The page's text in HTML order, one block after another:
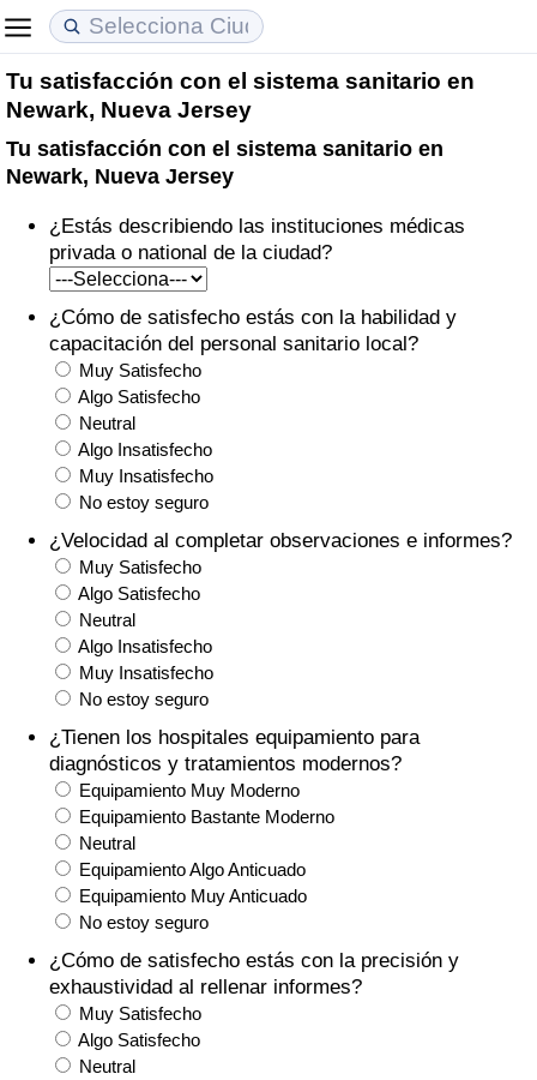
Tu satisfacción con el sistema sanitario en
Newark, Nueva Jersey
Tu satisfacción con el sistema sanitario en
Newark, Nueva Jersey
¿Estás describiendo las instituciones médicas
privada o national de la ciudad?
¿Cómo de satisfecho estás con la habilidad y
capacitación del personal sanitario local?
Muy Satisfecho
Algo Satisfecho
Neutral
Algo Insatisfecho
Muy Insatisfecho
No estoy seguro
¿Velocidad al completar observaciones e informes?
Muy Satisfecho
Algo Satisfecho
Neutral
Algo Insatisfecho
Muy Insatisfecho
No estoy seguro
¿Tienen los hospitales equipamiento para
diagnósticos y tratamientos modernos?
Equipamiento Muy Moderno
Equipamiento Bastante Moderno
Neutral
Equipamiento Algo Anticuado
Equipamiento Muy Anticuado
No estoy seguro
¿Cómo de satisfecho estás con la precisión y
exhaustividad al rellenar informes?
Muy Satisfecho
Algo Satisfecho
Neutral
Coste de vida
Índice de Costo de Vida (Actual)
Índice de Costo de Vida
Índice de costo de vida por país
en aqaba
Precios de las propiedades
Índice de Precios de Inmuebles (Actual)
Índice de Precios de Inmuebles
Índice de Precios de Inmuebles por País
Calidad de Vida
Índice de Calidad de Vida
Índice de Calidad de Vida (Actual)
Índice de calidad de vida por país
Delincuencia
Calificación del Índice de Criminalidad
(Actual)
Índice de Criminalidad
Índice de criminalidad por país
Sanidad
Índice de Sanidad (Actual)
Índice de Sanidad
Índice de Sanidad por País
Contaminación
Índice de Contaminación (Actual)
Índice de contaminación
Índice de Contaminación por País